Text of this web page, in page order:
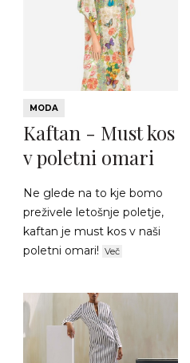
MODA
Kaftan - Must kos
v poletni omari
Ne glede na to kje bomo
preživele letošnje poletje,
kaftan je must kos v naši
poletni omari! Več